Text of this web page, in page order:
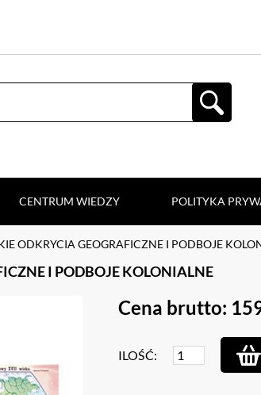
CENTRUM WIEDZY POLITYKA
ODKRYCIA GEOGRAFICZNE I PODBOJE
I PODBOJE KOLONIALNE
Cena brutto:
ILOŚĆ: